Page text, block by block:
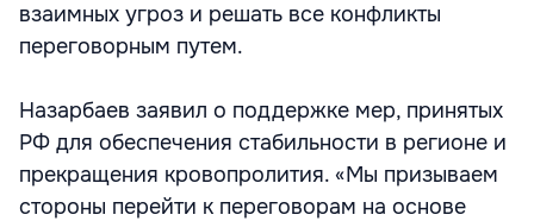
взаимных угроз и решать все конфликты
переговорным путем.
Назарбаев заявил о поддержке мер, принятых
РФ для обеспечения стабильности в регионе и
прекращения кровопролития. «Мы призываем
стороны перейти к переговорам на основе